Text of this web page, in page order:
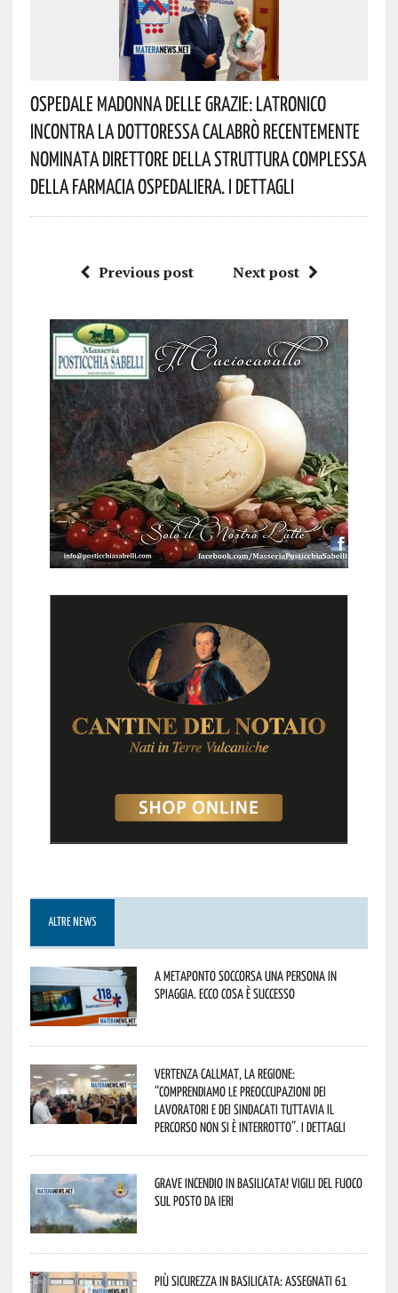
Ospedale Madonna Delle Grazie: Latronico
Incontra La Dottoressa Calabrò Recentemente
Nominata Direttore Della Struttura Complessa
Della Farmacia Ospedaliera. I Dettagli
Previous post Next post
ALTRE NEWS
A Metaponto soccorsa una persona in
spiaggia. Ecco cosa è successo
Vertenza CallMat, la Regione:
“comprendiamo le preoccupazioni dei
lavoratori e dei sindacati tuttavia il
percorso non si è interrotto”. I dettagli
Grave incendio in Basilicata! Vigili del fuoco
sul posto da ieri
Più sicurezza in Basilicata: assegnati 61